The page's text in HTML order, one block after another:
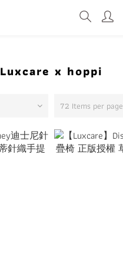
Luxcare x hoppi
72 Items per page